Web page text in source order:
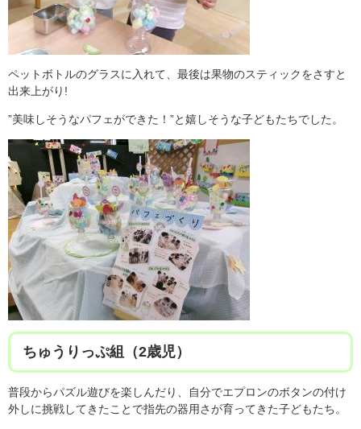
ペットボトルのグラスに入れて、最後は果物のスティックをさすと
出来上がり!
”美味しそうなパフェができた！”と嬉しそうな子どもたちでした。
ちゅうりっぷ組（2歳児）
普段からパズル遊びを楽しんだり、自分でエプロンのボタンの付け
外しに挑戦してきたことで指先の器用さが育ってきた子どもたち。